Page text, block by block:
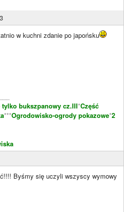
w kuchni zdanie po japońsku
bukszpanowy cz.III*Część
***Ogrodowisko-ogrody pokazowe*2
Byśmy się uczyli wszyscy wymowy